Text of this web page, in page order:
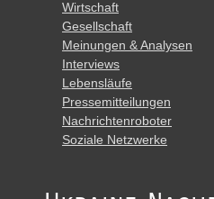
Wirtschaft
Gesellschaft
Meinungen & Analysen
Interviews
Lebensläufe
Pressemitteilungen
Nachrichtenroboter
Soziale Netzwerke